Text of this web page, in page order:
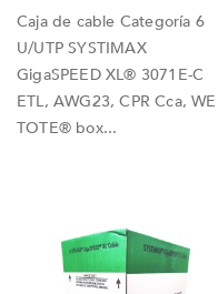
Caja de cable Categoría 6
U/UTP SYSTIMAX
GigaSPEED XL® 3071E-C
ETL, AWG23, CPR Cca, WE
TOTE® box...